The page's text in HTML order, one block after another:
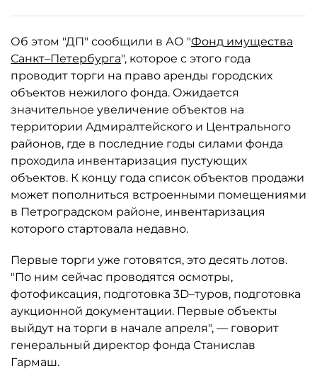
Об этом "ДП" сообщили в АО "Фонд имущества
Санкт–Петербурга", которое с этого года
проводит торги на право аренды городских
объектов нежилого фонда. Ожидается
значительное увеличение объектов на
территории Адмиралтейского и Центрального
районов, где в последние годы силами фонда
проходила инвентаризация пустующих
объектов. К концу года список объектов продажи
может пополниться встроенными помещениями
в Петроградском районе, инвентаризация
которого стартовала недавно.
Первые торги уже готовятся, это десять лотов.
"По ним сейчас проводятся осмотры,
фотофиксация, подготовка 3D–туров, подготовка
аукционной документации. Первые объекты
выйдут на торги в начале апреля", — говорит
генеральный директор фонда Станислав
Гармаш.